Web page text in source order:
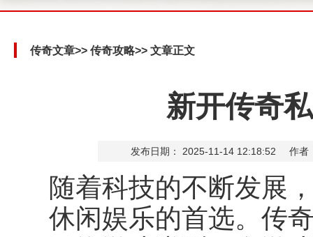
传奇文章>> 传奇攻略>> 文章正文
新开传奇
发布日期： 2025-11-14 12:18:52 作者
随着科技的不断发展
休闲娱乐的首选。传